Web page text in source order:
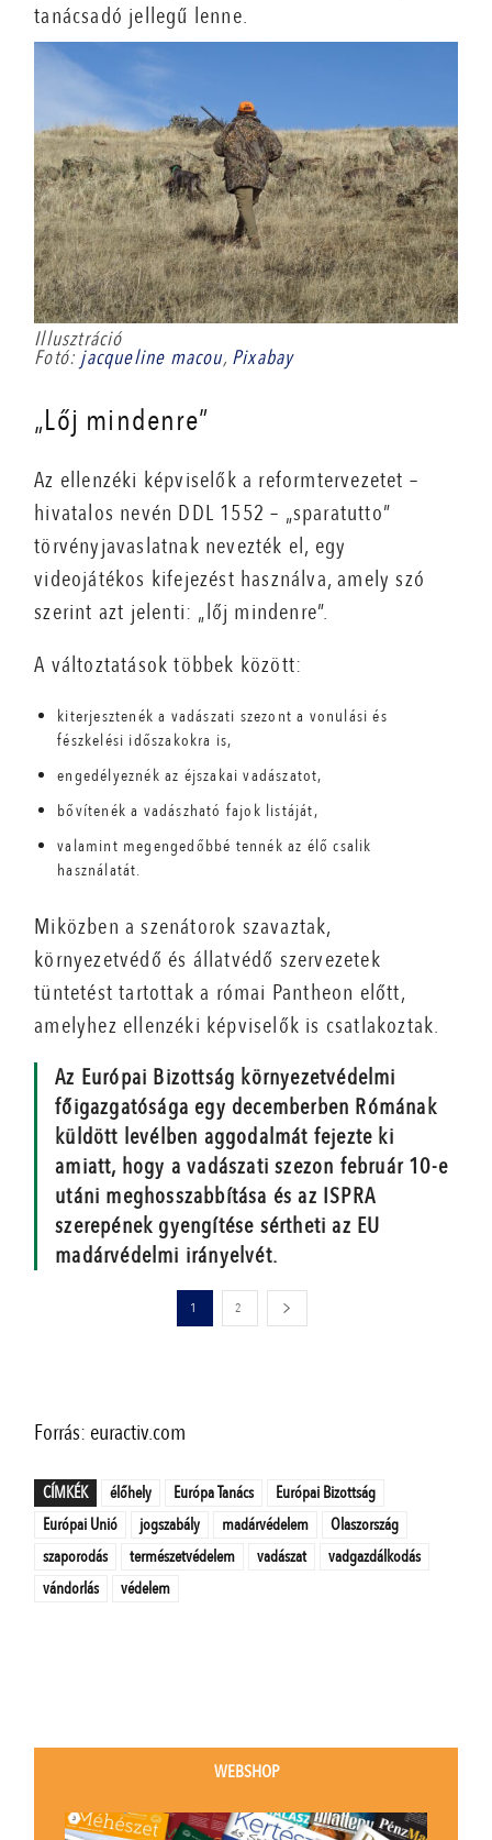
tanácsadó jellegű lenne.
Illusztráció
Fotó: jacqueline macou, Pixabay
„Lőj mindenre”
Az ellenzéki képviselők a reformtervezetet –
hivatalos nevén DDL 1552 – „sparatutto”
törvényjavaslatnak nevezték el, egy
videojátékos kifejezést használva, amely szó
szerint azt jelenti: „lőj mindenre”.
A változtatások többek között:
kiterjesztenék a vadászati szezont a vonulási és
fészkelési időszakokra is,
engedélyeznék az éjszakai vadászatot,
bővítenék a vadászható fajok listáját,
valamint megengedőbbé tennék az élő csalik
használatát.
Miközben a szenátorok szavaztak,
környezetvédő és állatvédő szervezetek
tüntetést tartottak a római Pantheon előtt,
amelyhez ellenzéki képviselők is csatlakoztak.
Az Európai Bizottság környezetvédelmi
főigazgatósága egy decemberben Rómának
küldött levélben aggodalmát fejezte ki
amiatt, hogy a vadászati szezon február 10-e
utáni meghosszabbítása és az ISPRA
szerepének gyengítése sértheti az EU
madárvédelmi irányelvét.
1 2
Forrás: euractiv.com
CÍMKÉK élőhely Európa Tanács
Európai Bizottság
Európai Unió
jogszabály madárvédelem
Olaszország
szaporodás
természetvédelem vadászat
vadgazdálkodás
vándorlás
védelem
WEBSHOP